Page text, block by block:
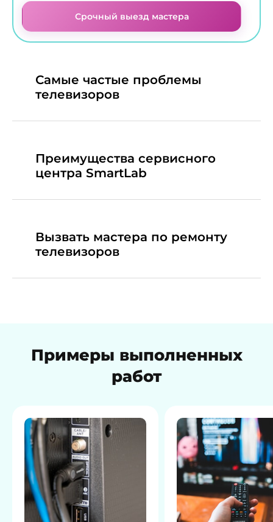
Срочный выезд мастера
Самые частые проблемы
телевизоров
Преимущества сервисного
центра SmartLab
Вызвать мастера по ремонту
телевизоров
Примеры выполненных
работ